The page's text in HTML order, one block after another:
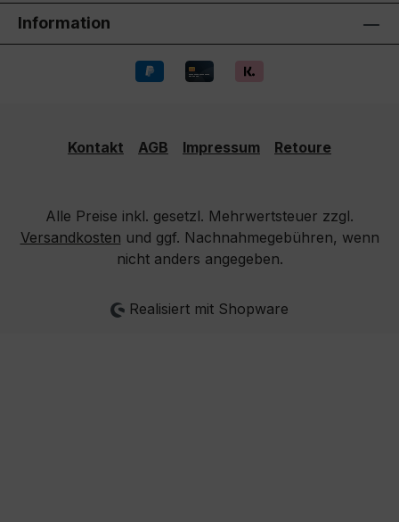
Information
Kontakt AGB Impressum Retoure
Alle Preise inkl. gesetzl. Mehrwertsteuer zzgl.
Versandkosten und ggf. Nachnahmegebühren, wenn
nicht anders angegeben.
Realisiert mit Shopware